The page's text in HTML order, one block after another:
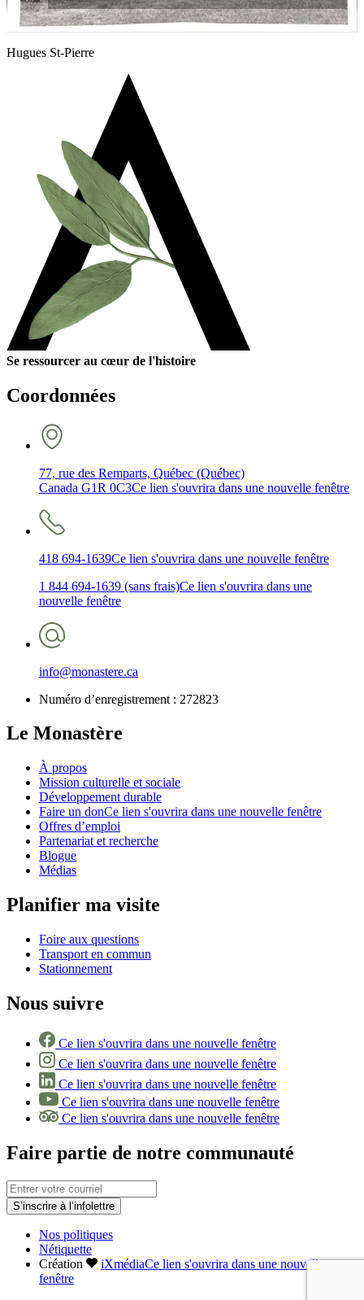
Hugues St-Pierre
Se ressourcer au cœur de l'histoire
Coordonnées
77, rue des Remparts, Québec (Québec)
Canada G1R 0C3Ce lien s'ouvrira dans une nouvelle fenêtre
418 694-1639Ce lien s'ouvrira dans une nouvelle fenêtre
1 844 694-1639 (sans frais)Ce lien s'ouvrira dans une
nouvelle fenêtre
info@monastere.ca
Numéro d’enregistrement : 272823
Le Monastère
À propos
Mission culturelle et sociale
Développement durable
Faire un donCe lien s'ouvrira dans une nouvelle fenêtre
Offres d’emploi
Partenariat et recherche
Blogue
Médias
Planifier ma visite
Foire aux questions
Transport en commun
Stationnement
Nous suivre
Ce lien s'ouvrira dans une nouvelle fenêtre
Ce lien s'ouvrira dans une nouvelle fenêtre
Ce lien s'ouvrira dans une nouvelle fenêtre
Ce lien s'ouvrira dans une nouvelle fenêtre
Ce lien s'ouvrira dans une nouvelle fenêtre
Faire partie de notre communauté
S’inscrire à l’infolettre
Nos politiques
Nétiquette
Création
iXmédiaCe lien s'ouvrira dans une nouvelle
fenêtre